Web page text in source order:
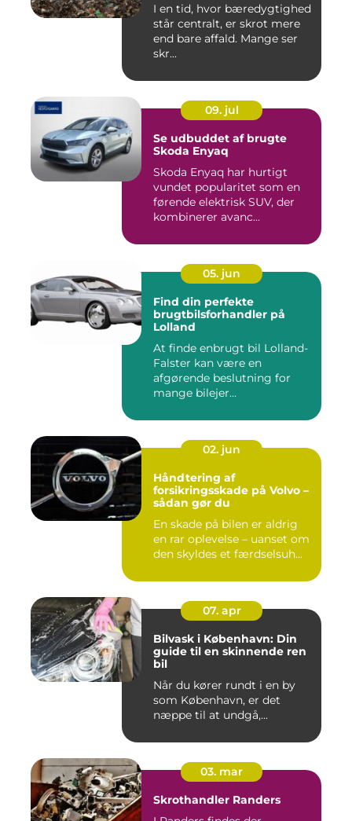
I en tid, hvor bæredygtighed
står centralt, er skrot mere
end bare affald. Mange ser
skr...
09. jul
Se udbuddet af brugte
Skoda Enyaq
Skoda Enyaq har hurtigt
vundet popularitet som en
førende elektrisk SUV, der
kombinerer avanc...
05. jun
Find din perfekte
brugtbilsforhandler på
Lolland
At finde enbrugt bil Lolland-
Falster kan være en
afgørende beslutning for
mange bilejer...
02. jun
Håndtering af
forsikringsskade på Volvo –
sådan gør du
En skade på bilen er aldrig
en rar oplevelse – uanset om
den skyldes et færdselsuh...
07. apr
Bilvask i København: Din
guide til en skinnende ren
bil
Når du kører rundt i en by
som København, er det
næppe til at undgå,...
03. mar
Skrothandler Randers